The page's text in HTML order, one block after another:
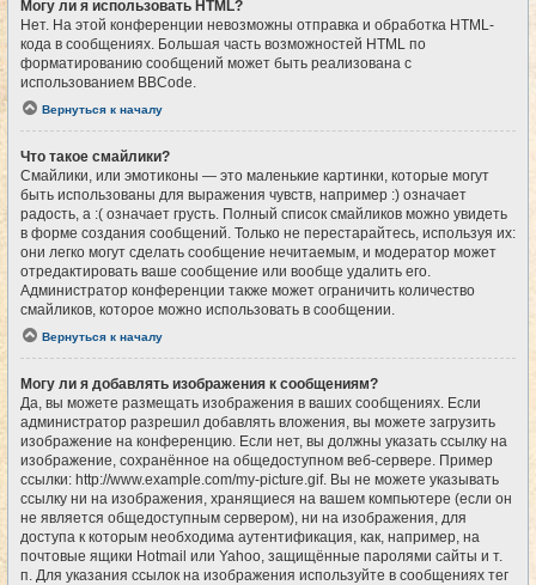
Могу ли я использовать HTML?
Нет. На этой конференции невозможны отправка и обработка HTML-
кода в сообщениях. Большая часть возможностей HTML по
форматированию сообщений может быть реализована с
использованием BBCode.
Вернуться к началу
Что такое смайлики?
Смайлики, или эмотиконы — это маленькие картинки, которые могут
быть использованы для выражения чувств, например :) означает
радость, а :( означает грусть. Полный список смайликов можно увидеть
в форме создания сообщений. Только не перестарайтесь, используя их:
они легко могут сделать сообщение нечитаемым, и модератор может
отредактировать ваше сообщение или вообще удалить его.
Администратор конференции также может ограничить количество
смайликов, которое можно использовать в сообщении.
Вернуться к началу
Могу ли я добавлять изображения к сообщениям?
Да, вы можете размещать изображения в ваших сообщениях. Если
администратор разрешил добавлять вложения, вы можете загрузить
изображение на конференцию. Если нет, вы должны указать ссылку на
изображение, сохранённое на общедоступном веб-сервере. Пример
ссылки: http://www.example.com/my-picture.gif. Вы не можете указывать
ссылку ни на изображения, хранящиеся на вашем компьютере (если он
не является общедоступным сервером), ни на изображения, для
доступа к которым необходима аутентификация, как, например, на
почтовые ящики Hotmail или Yahoo, защищённые паролями сайты и т.
п. Для указания ссылок на изображения используйте в сообщениях тег